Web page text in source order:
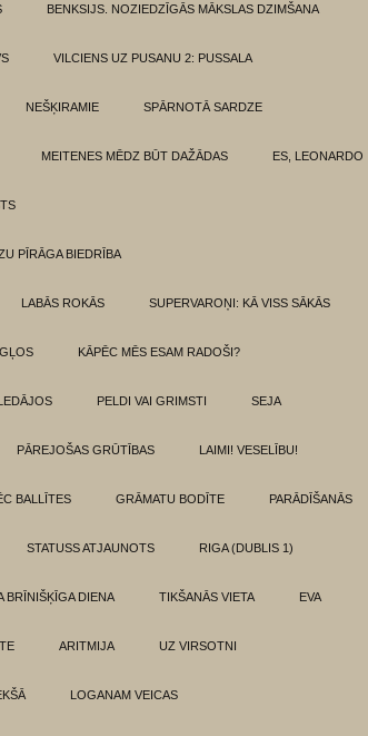
BENKSIJS. NOZIEDZĪGĀS MĀKSLAS DZIMŠANA
VILCIENS UZ PUSANU 2: PUSSALA
NEŠĶIRAMIE SPĀRNOTĀ SARDZE
MEITENES MĒDZ BŪT DAŽĀDAS ES, LEONARDO
PĪRĀGA BIEDRĪBA
LABĀS ROKĀS SUPERVAROŅI: KĀ VISS SĀKĀS
KĀPĒC MĒS ESAM RADOŠI?
PELDI VAI GRIMSTI SEJA
PĀREJOŠAS GRŪTĪBAS LAIMI! VESELĪBU!
BALLĪTES GRĀMATU BODĪTE PARĀDĪŠANĀS
STATUSS ATJAUNOTS RIGA (DUBLIS 1)
BRĪNIŠĶĪGA DIENA TIKŠANĀS VIETA EVA
ARITMIJA UZ VIRSOTNI
LOGANAM VEICAS